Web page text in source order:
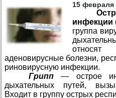
15 февраля
инфекции
группа
аденовирусные болезни,
риновирусную инфекции.
Грипп— острое
дыхательных путей,
Входит в группу острых